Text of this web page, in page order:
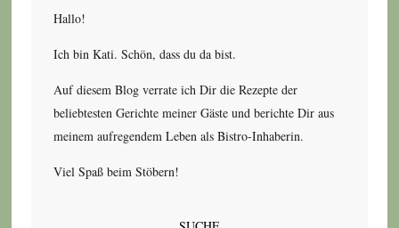
Hallo!
Ich bin Kati. Schön, dass du da bist.
Auf diesem Blog verrate ich Dir die Rezepte der
beliebtesten Gerichte meiner Gäste und berichte Dir aus
meinem aufregendem Leben als Bistro-Inhaberin.
Viel Spaß beim Stöbern!